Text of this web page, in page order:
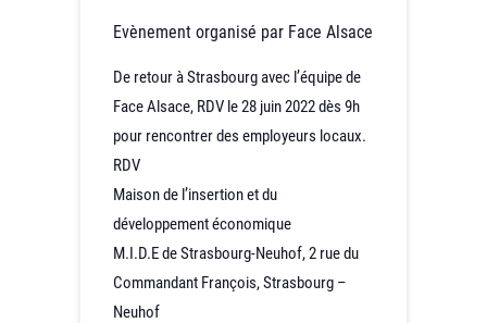
Evènement organisé par Face Alsace
De retour à Strasbourg avec l’équipe de
Face Alsace, RDV le 28 juin 2022 dès 9h
pour rencontrer des employeurs locaux.
RDV
Maison de l’insertion et du
développement économique
M.I.D.E de Strasbourg-Neuhof, 2 rue du
Commandant François, Strasbourg –
Neuhof